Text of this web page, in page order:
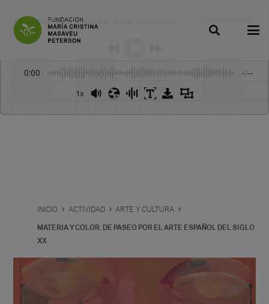
Dale play para escuchar este contenido
0:00 -:--
1x
INICIO ACTIVIDAD ARTE Y CULTURA
MATERIA Y COLOR. DE PASEO POR EL ARTE ESPAÑOL DEL SIGLO
XX